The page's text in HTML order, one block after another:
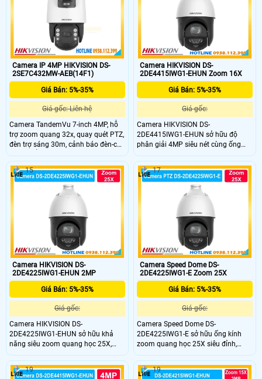
Camera IP 4MP HIKVISION DS-
2SE7C432MW-AEB(14F1)
Giá Bán: 5%-35%
Giá gốc: Liên hệ
Camera TandemVu 7-inch 4MP, hỗ
trợ zoom quang 32x, quay quét PTZ,
đèn trợ sáng 30m, cảnh báo đèn-còi,
đạt chuẩn IP66 & IK10
Camera HIKVISION DS-
2DE4415IWG1-EHUN Zoom 16X
Giá Bán: 5%-35%
Giá gốc:
Camera HIKVISION DS-
2DE4415IWG1-EHUN sở hữu độ
phân giải 4MP siêu nét cùng ống
kính zoom quang học 15X mạnh
mẽ, cho phép bắt trọn mọi chi tiết ở
khoảng cách rất xa. DS-
2DE4415IWG1-EHUN quay quét
phân khúc cao cấp này mang lại
giải pháp giám sát diện rộng lý
tưởng cho các nhà xưởng, bến bãi
hay khu đô thị lớn.
Camera HIKVISION DS-
2DE4225IWG1-EHUN 2MP
Giá Bán: 5%-35%
Giá gốc:
Camera HIKVISION DS-
2DE4225IWG1-EHUN sở hữu khả
năng siêu zoom quang học 25X,
cho phép quan sát rõ nét từng chi
tiết nhỏ ở khoảng cách cực xa. Thiết
bị giám sát đỉnh cao này mang lại
15
Camera Speed Dome DS-
2DE4225IWG1-E Zoom 25X
Giá Bán: 5%-35%
Giá gốc:
Camera Speed Dome DS-
2DE4225IWG1-E sở hữu ống kính
zoom quang học 25X siêu đỉnh,
giúp bạn phóng to mọi chi tiết ở
khoảng cách xa một cách rõ nét.
Thiết bị giám sát phân khúc cao cấp
17
19 19